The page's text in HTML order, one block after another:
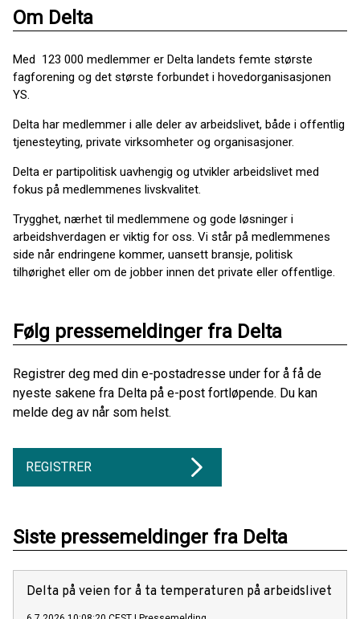
Om Delta
Med 123 000 medlemmer er Delta landets femte største
fagforening og det største forbundet i hovedorganisasjonen
YS.
Delta har medlemmer i alle deler av arbeidslivet, både i offentlig
tjenesteyting, private virksomheter og organisasjoner.
Delta er partipolitisk uavhengig og utvikler arbeidslivet med
fokus på medlemmenes livskvalitet.
Trygghet, nærhet til medlemmene og gode løsninger i
arbeidshverdagen er viktig for oss. Vi står på medlemmenes
side når endringene kommer, uansett bransje, politisk
tilhørighet eller om de jobber innen det private eller offentlige.
Følg pressemeldinger fra Delta
Registrer deg med din e-postadresse under for å få de
nyeste sakene fra Delta på e-post fortløpende. Du kan
melde deg av når som helst.
REGISTRER
Siste pressemeldinger fra Delta
Delta på veien for å ta temperaturen på arbeidslivet